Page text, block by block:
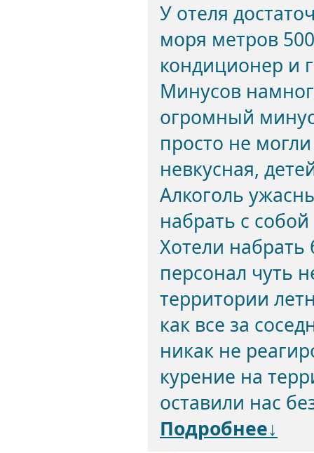
У отеля
моря метров
кондиционер и
Минусов
огромный
просто не
невкусная,
Алкоголь
набрать с
Хотели
персонал чуть
территории
как все за
никак не
курение на
оставили нас
Подробнее↓